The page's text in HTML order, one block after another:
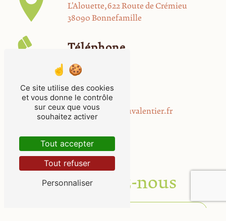
L'Alouette, 622 Route de Crémieu
38090 Bonnefamille
Téléphone
06 17 96 35 79
E-mail
contact@harasduvalentier.fr
Contactez-nous
Ce site utilise des cookies
et vous donne le contrôle
sur ceux que vous
souhaitez activer
Tout accepter
Tout refuser
Personnaliser